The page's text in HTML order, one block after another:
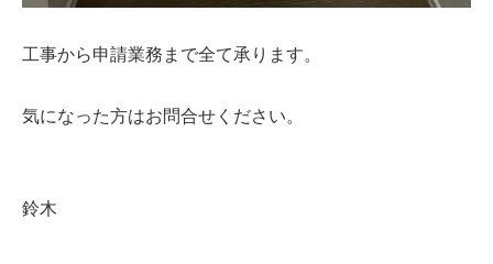
工事から申請業務まで全て承ります。
気になった方はお問合せください。
鈴木